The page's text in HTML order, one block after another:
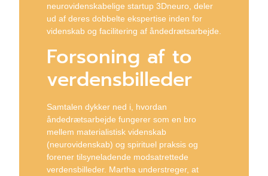
neurovidenskabelige startup 3Dneuro, deler
ud af deres dobbelte ekspertise inden for
videnskab og facilitering af åndedrætsarbejde.
Forsoning af to
verdensbilleder
Samtalen dykker ned i, hvordan
åndedrætsarbejde fungerer som en bro
mellem materialistisk videnskab
(neurovidenskab) og spirituel praksis og
forener tilsyneladende modsatrettede
verdensbilleder. Martha understreger, at